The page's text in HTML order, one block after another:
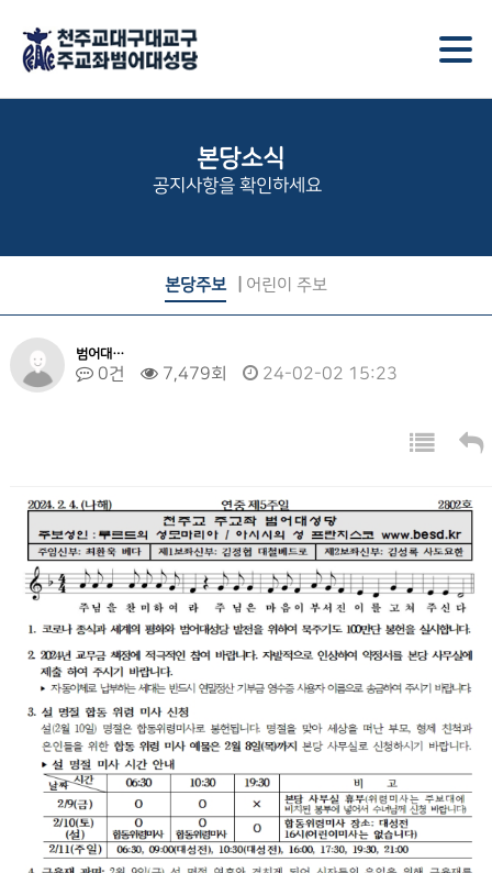
본당소식
공지사항을 확인하세요
본당주보 어린이 주보
범어대…
0건 7,479회 24-02-02 15:23